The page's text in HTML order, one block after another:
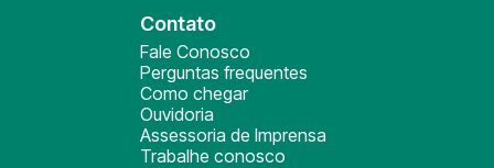
Contato
Fale Conosco
Perguntas frequentes
Como chegar
Ouvidoria
Assessoria de Imprensa
Trabalhe conosco